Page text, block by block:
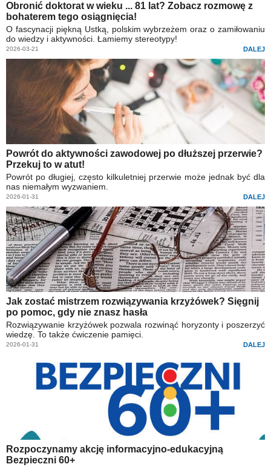
Obronić doktorat w wieku ... 81 lat? Zobacz rozmowę z
bohaterem tego osiągnięcia!
O fascynacji piękną Ustką, polskim wybrzeżem oraz o zamiłowaniu
do wiedzy i aktywności. Łamiemy stereotypy!
2026-03-21 DALEJ
Powrót do aktywności zawodowej po dłuższej przerwie?
Przekuj to w atut!
Powrót po długiej, często kilkuletniej przerwie może jednak być dla
nas niemałym wyzwaniem.
2026-01-31 DALEJ
Jak zostać mistrzem rozwiązywania krzyżówek? Sięgnij
po pomoc, gdy nie znasz hasła
Rozwiązywanie krzyżówek pozwala rozwinąć horyzonty i poszerzyć
wiedzę. To także ćwiczenie pamięci.
2026-01-31 DALEJ
Rozpoczynamy akcję informacyjno-edukacyjną
Bezpieczni 60+